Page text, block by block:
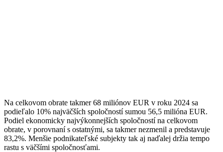
Na celkovom obrate takmer 68 miliónov EUR v roku 2024 sa
podieľalo 10% najväčších spoločností sumou 56,5 milióna EUR.
Podiel ekonomicky najvýkonnejších spoločností na celkovom
obrate, v porovnaní s ostatnými, sa takmer nezmenil a predstavuje
83,2%. Menšie podnikateľské subjekty tak aj naďalej držia tempo
rastu s väčšími spoločnosťami.